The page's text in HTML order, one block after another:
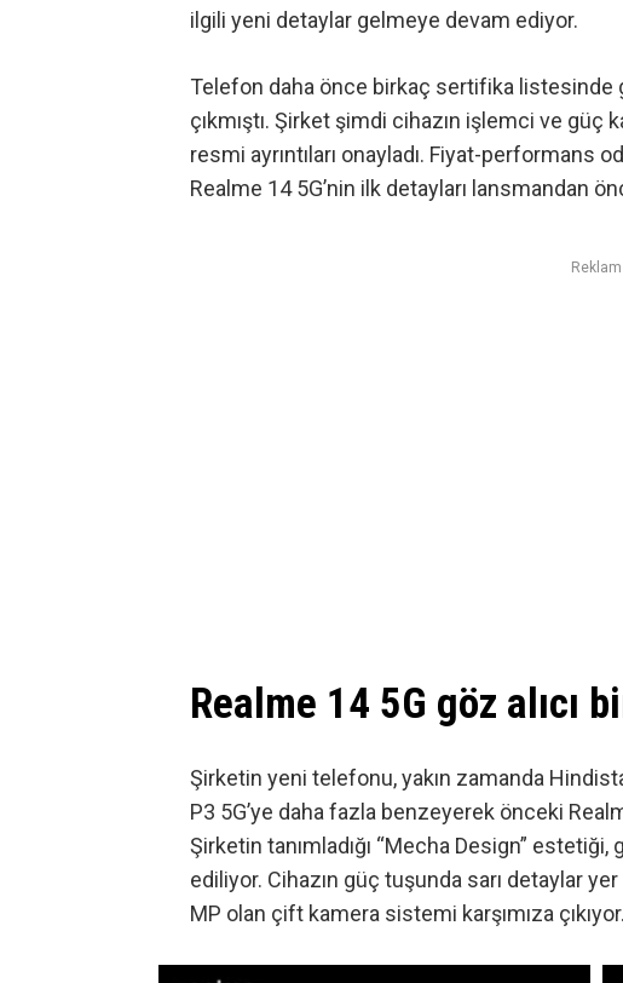
ilgili yeni detaylar gelmeye devam ediyor.
Telefon daha önce birkaç sertifika listesinde
çıkmıştı. Şirket şimdi cihazın işlemci ve güç
resmi ayrıntıları onayladı. Fiyat-performans
Realme 14 5G’nin ilk detayları lansmandan
Reklam
Realme 14 5G göz alıcı
Şirketin yeni telefonu, yakın zamanda
P3 5G’ye daha fazla benzeyerek önceki
Şirketin tanımladığı “Mecha Design”
ediliyor. Cihazın güç tuşunda sarı detaylar
MP olan çift kamera sistemi karşımıza çıkıyor.